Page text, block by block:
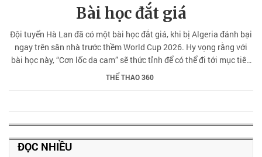
Bài học đắt giá
Đội tuyển Hà Lan đã có một bài học đắt giá, khi bị Algeria đánh bại
ngay trên sân nhà trước thềm World Cup 2026. Hy vọng rằng với
bài học này, “Cơn lốc da cam” sẽ thức tỉnh để có thể đi tới mục tiêu
Cúp vàng World Cup.
THỂ THAO 360
ĐỌC NHIỀU